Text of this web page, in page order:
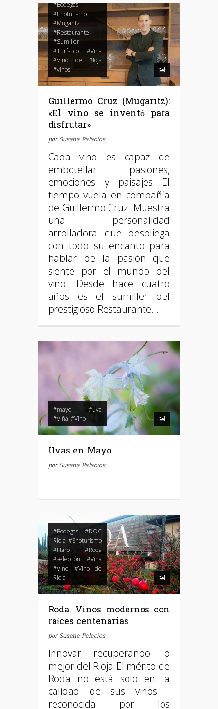
#Bodegas
#Enoturismo
#Mugaritz
#Restaurante
#Sumiller
#Turístico
#Viña
#Vino de Rioja
#vinos
Guillermo Cruz (Mugaritz):
«El vino se inventó para
disfrutar»
porSusana Palacios
Cada vino es capaz de
embotellar pasiones,
emociones y paisajes El
tiempo vuela en compañía
de Guillermo Cruz. Muestra
una personalidad
arrolladora que despliega
con todo su encanto para
hablar de la pasión que
siente por el mundo del
vino. Desde hace cuatro
años es el sumiller del
prestigioso Restaurante…
#mayo
#uva
#Viña #Vino
Uvas en Mayo
porSusana Palacios
#Bodegas
#DOC
Rioja #Enoturismo
#Haro
#Roda
#selección
#Viña
#Vino
#Vino de
Rioja
Roda. Vinos modernos con
raíces centenarias
porSusana Palacios
Innovar recuperando lo
mejor del Rioja El mérito de
Roda no está solo en la
calidad de sus vinos -
reconocida por los